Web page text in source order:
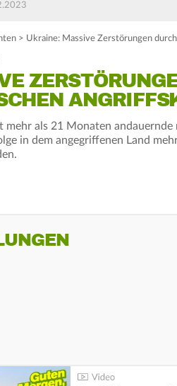
> Ukraine: Massive Zerstörungen
mehr als 21 Monaten
in dem angegriffenen Land